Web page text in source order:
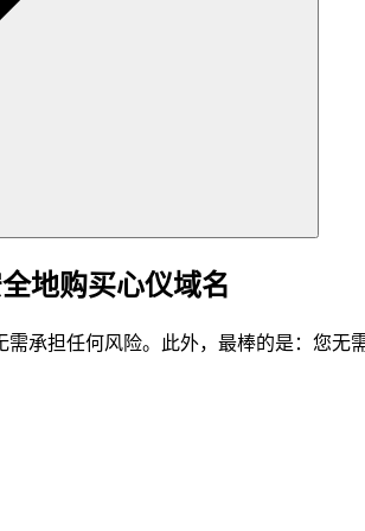
地购买心仪域名
承担任何风险。此外，最棒的是：您无